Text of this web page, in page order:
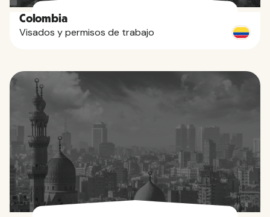
Colombia
Visados y permisos de trabajo